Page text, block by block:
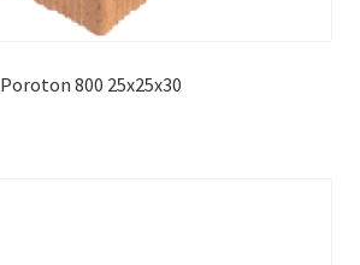
Poroton 800 25x25x30